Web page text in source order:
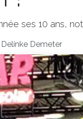
ses 10 ans,
Demeter